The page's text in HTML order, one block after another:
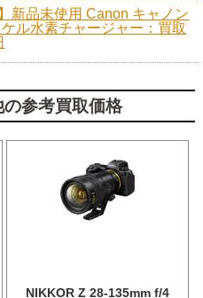
新品未使用 Canon キャノン
ル水素チャージャー：買取
参考買取価格
NIKKOR Z 28-135mm f/4